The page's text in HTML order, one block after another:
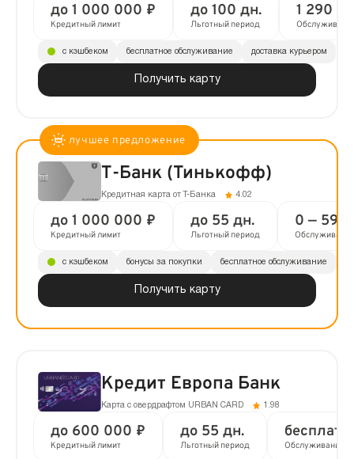
до 1 000 000 ₽
Кредитный лимит
до 100 дн.
Льготный период
1 290 ₽
Получить карту
с кэшбеком бесплатное обслуживание доставка курьером
Т-Банк (Тинькофф)
Кредитная карта от Т-Банка 4.02
до 1 000 000 ₽
Кредитный лимит
до 55 дн.
Льготный период
0 — 590
Обслуживание
Получить карту
с кэшбеком бонусы за покупки бесплатное обслуживание
Кредит Европа Банк
Карта с овердрафтом URBAN CARD 1.98
до 600 000 ₽
Кредитный лимит
до 55 дн.
Льготный период Обслуживание